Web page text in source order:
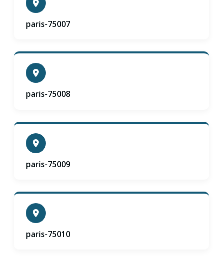
paris-75007
paris-75008
paris-75009
paris-75010